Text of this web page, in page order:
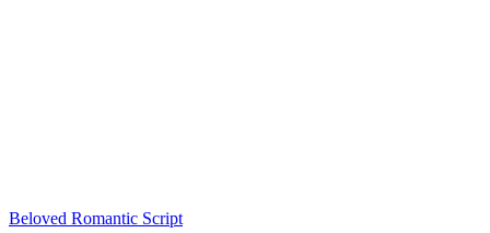
Beloved Romantic Script